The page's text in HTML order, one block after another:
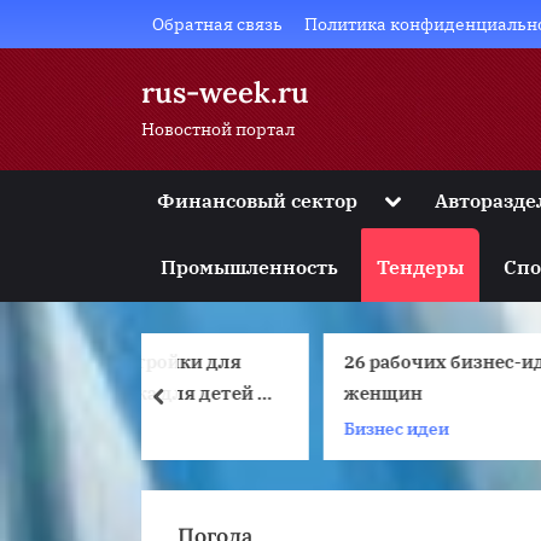
to
Обратная связь Политика
rus-week.ru
Новостной портал
Финансовый сектор Toggle
Toggle
menu
Toggle
menu
Toggle
Toggle
sub-
Промышленность Тендеры
для
для детей и
26 рабочих бизнес-идей для
женщин
prev